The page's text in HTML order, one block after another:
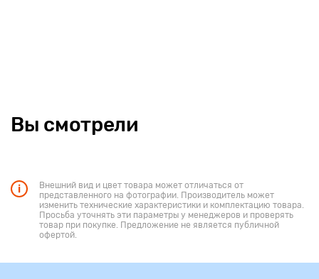
Вы смотрели
Внешний вид и цвет товара может отличаться от
представленного на фотографии. Производитель может
изменить технические характеристики и комплектацию товара.
Просьба уточнять эти параметры у менеджеров и проверять
товар при покупке. Предложение не является публичной
офертой.